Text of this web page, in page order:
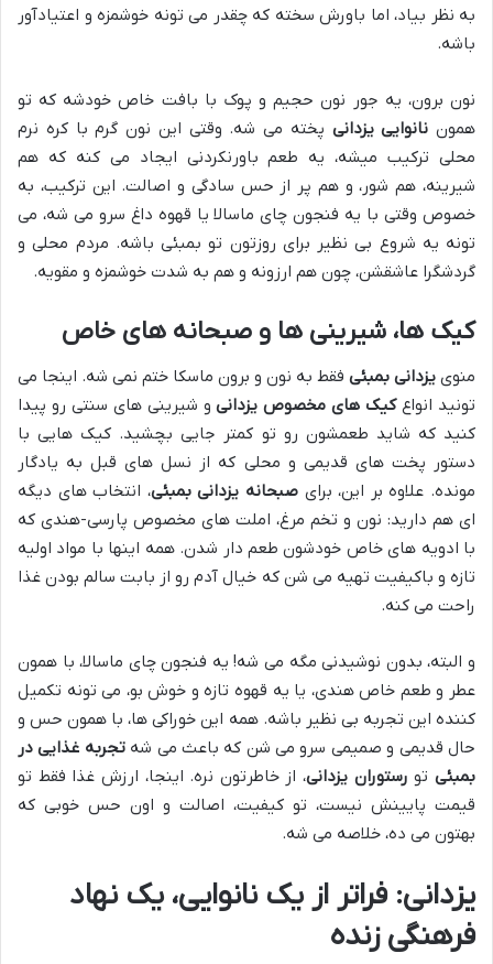
به نظر بیاد، اما باورش سخته که چقدر می تونه خوشمزه و اعتیادآور
باشه.
نون برون، یه جور نون حجیم و پوک با بافت خاص خودشه که تو
همون نانوایی یزدانی پخته می شه. وقتی این نون گرم با کره نرم
محلی ترکیب میشه، یه طعم باورنکردنی ایجاد می کنه که هم
شیرینه، هم شور، و هم پر از حس سادگی و اصالت. این ترکیب، به
خصوص وقتی با یه فنجون چای ماسالا یا قهوه داغ سرو می شه، می
تونه یه شروع بی نظیر برای روزتون تو بمبئی باشه. مردم محلی و
گردشگرا عاشقشن، چون هم ارزونه و هم به شدت خوشمزه و مقویه.
کیک ها، شیرینی ها و صبحانه های خاص
منوی یزدانی بمبئی فقط به نون و برون ماسکا ختم نمی شه. اینجا می
تونید انواعکیک های مخصوص یزدانیو شیرینی های سنتی رو پیدا
کنید که شاید طعمشون رو تو کمتر جایی بچشید. کیک هایی با
دستور پخت های قدیمی و محلی که از نسل های قبل به یادگار
مونده. علاوه بر این، برای صبحانه یزدانی بمبئی، انتخاب های دیگه
ای هم دارید: نون و تخم مرغ، املت های مخصوص پارسی-هندی که
با ادویه های خاص خودشون طعم دار شدن. همه اینها با مواد اولیه
تازه و باکیفیت تهیه می شن که خیال آدم رو از بابت سالم بودن غذا
راحت می کنه.
و البته، بدون نوشیدنی مگه می شه! یه فنجون چای ماسالا، با همون
عطر و طعم خاص هندی، یا یه قهوه تازه و خوش بو، می تونه تکمیل
کننده این تجربه بی نظیر باشه. همه این خوراکی ها، با همون حس و
حال قدیمی و صمیمی سرو می شن که باعث می شهتجربه غذایی در
بمبئیتو رستوران یزدانی، از خاطرتون نره. اینجا، ارزش غذا فقط تو
قیمت پایینش نیست، تو کیفیت، اصالت و اون حس خوبی که
بهتون می ده، خلاصه می شه.
یزدانی: فراتر از یک نانوایی، یک نهاد
فرهنگی زنده